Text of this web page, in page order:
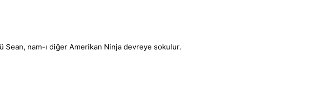
nam-ı diğer Amerikan Ninja devreye sokulur.